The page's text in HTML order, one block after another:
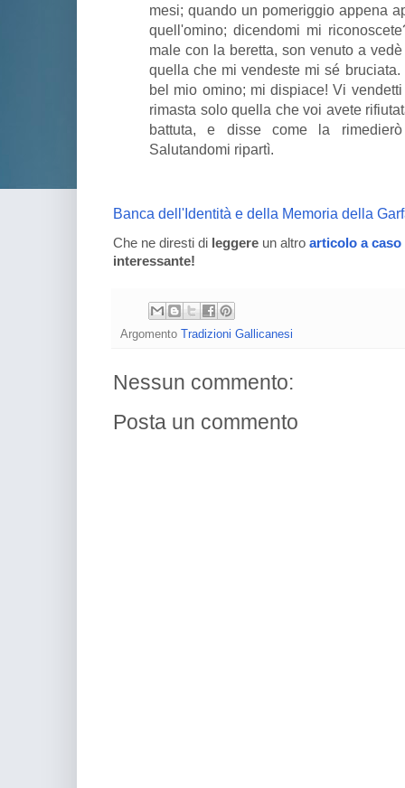
mesi; quando un pomeriggio appena
quell'omino; dicendomi mi
male con la beretta, son venuto a
quella che mi vendeste mi sé
bel mio omino; mi dispiace! Vi
rimasta solo quella che voi avete
battuta, e disse come la
Salutandomi ripartì.
Banca dell'Identità e della Memoria della
Che ne diresti di leggere un altro articolo a caso
interessante!
Argomento Tradizioni Gallicanesi
Nessun commento:
Posta un commento